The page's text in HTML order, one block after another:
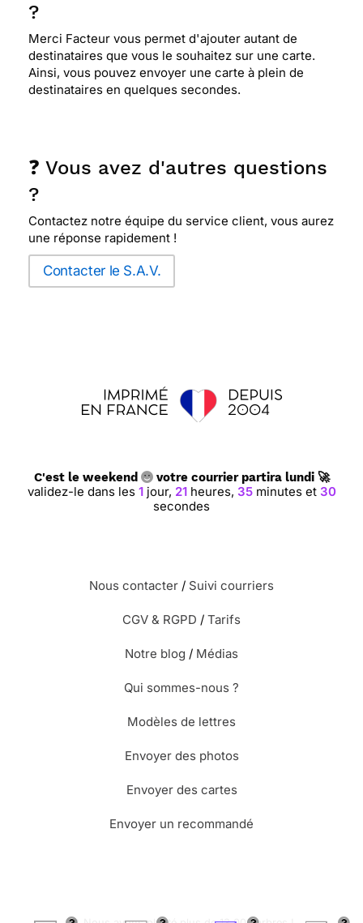
?
Merci Facteur vous permet d'ajouter autant de
destinataires que vous le souhaitez sur une carte.
Ainsi, vous pouvez envoyer une carte à plein de
destinataires en quelques secondes.
❓ Vous avez d'autres questions
?
Contactez notre équipe du service client, vous aurez
une réponse rapidement !
Contacter le S.A.V.
C'est le weekend votre courrier partira lundi 🚀
validez-le dans les 1 jour, 21 heures, 35 minutes et 29
secondes
Nous contacter / Suivi courriers
CGV & RGPD / Tarifs
Notre blog / Médias
Qui sommes-nous ?
Modèles de lettres
Envoyer des photos
Envoyer des cartes
Envoyer un recommandé